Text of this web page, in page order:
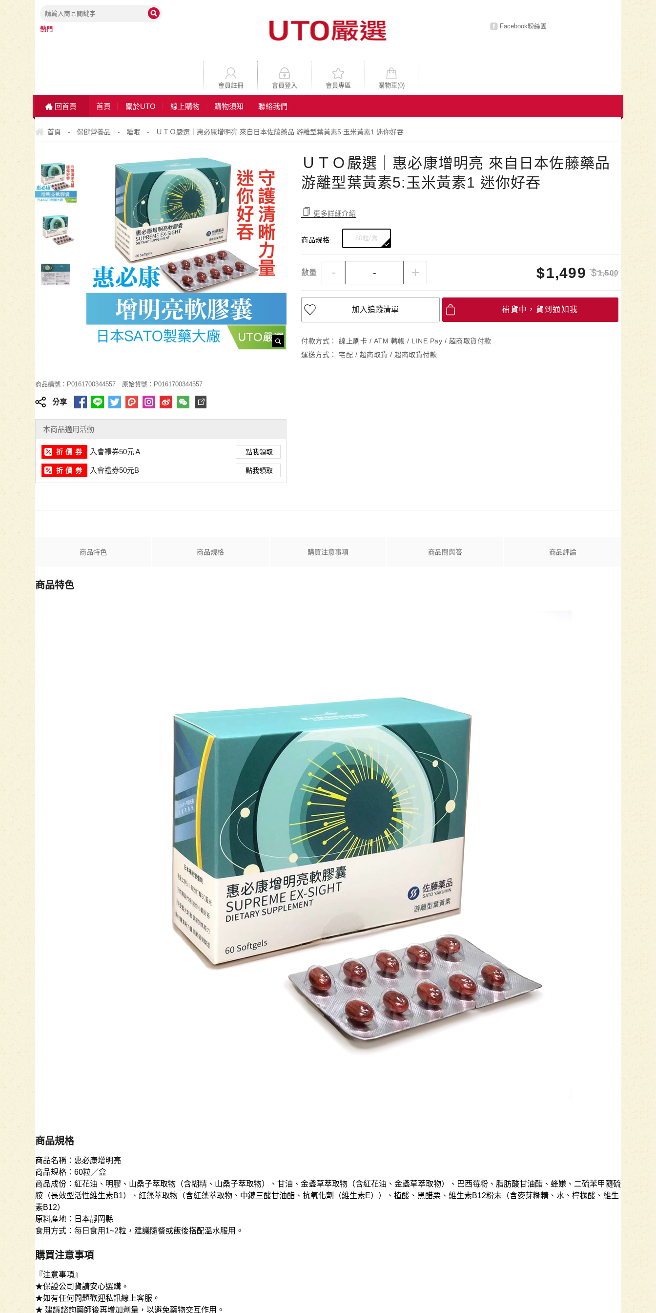
Facebook粉絲團
熱門
會員註冊 會員登入 會員專區 購物車(0)
回首頁 首頁 關於UTO 線上購物 購物須知 聯絡我們
首頁 - 保健營養品 - 睡眠 - ＵＴＯ嚴選｜惠必康增明亮 來自日本佐藤藥品 游離型葉黃素5:玉米黃素1 迷你好吞
商品編號：P0161700344557 原始貨號：P0161700344557
分享
本商品適用活動
折 價 券 入會禮券50元Ａ 點我領取
折 價 券 入會禮券50元B 點我領取
ＵＴＯ嚴選｜惠必康增明亮 來自日本佐藤藥品
游離型葉黃素5:玉米黃素1 迷你好吞
更多詳細介紹
商品規格: 60粒/盒
數量 - + $1,499 $1,500
加入追蹤清單 補貨中，貨到通知我
付款方式：
線上刷卡 / ATM 轉帳 / LINE Pay / 超商取貨付款
運送方式：
宅配 / 超商取貨 / 超商取貨付款
商品特色 商品規格 購買注意事項 商品問與答 商品評論
商品特色
商品規格
商品名稱：惠必康增明亮
商品規格：60粒／盒
商品成份：紅花油、明膠、山桑子萃取物（含糊精、山桑子萃取物）、甘油、金盞草萃取物（含紅花油、金盞草萃取物）、巴西莓粉、脂肪酸甘油酯、蜂嫌、二硫苯甲隨硫
胺（長效型活性維生素B1）、紅藻萃取物（含紅藻萃取物、中鏈三酸甘油酯、抗氧化劑（維生素E））、植酸、黑醋栗、維生素B12粉末（含麥芽糊精、水、檸檬酸、維生
素B12）
原料產地：日本靜岡縣
食用方式：每日食用1~2粒，建議隨餐或飯後搭配溫水服用。
購買注意事項
『注意事項』
★保證公司貨請安心選購。
★如有任何問題歡迎私訊線上客服。
★ 建議諮詢藥師後再增加劑量，以避免藥物交互作用。